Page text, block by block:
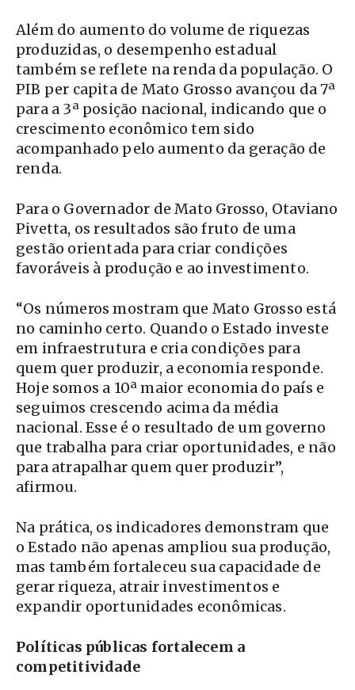
Além do aumento do volume de riquezas
produzidas, o desempenho estadual
também se reflete na renda da população. O
PIB per capita de Mato Grosso avançou da 7ª
para a 3ª posição nacional, indicando que o
crescimento econômico tem sido
acompanhado pelo aumento da geração de
renda.
Para o Governador de Mato Grosso, Otaviano
Pivetta, os resultados são fruto de uma
gestão orientada para criar condições
favoráveis à produção e ao investimento.
“Os números mostram que Mato Grosso está
no caminho certo. Quando o Estado investe
em infraestrutura e cria condições para
quem quer produzir, a economia responde.
Hoje somos a 10ª maior economia do país e
seguimos crescendo acima da média
nacional. Esse é o resultado de um governo
que trabalha para criar oportunidades, e não
para atrapalhar quem quer produzir”,
afirmou.
Na prática, os indicadores demonstram que
o Estado não apenas ampliou sua produção,
mas também fortaleceu sua capacidade de
gerar riqueza, atrair investimentos e
expandir oportunidades econômicas.
Políticas públicas fortalecem a
competitividade